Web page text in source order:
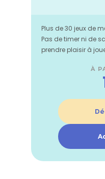
Plus de 30 jeux de
Pas de timer ni de
prendre plaisir à
À